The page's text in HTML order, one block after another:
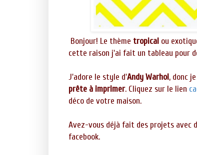
Bonjour! Le thème tropical ou
cette raison j'ai fait un tableau pour
J'adore le style d'Andy Warhol, donc
prête à imprimer. Cliquez sur le lien
déco de votre maison.
Avez-vous déjà fait des projets avec
facebook.